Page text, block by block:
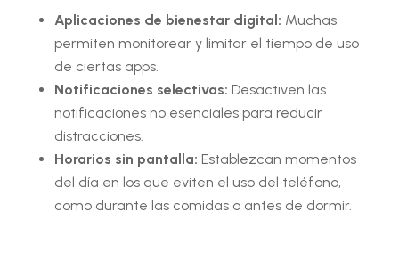
Aplicaciones de bienestar digital: Muchas
permiten monitorear y limitar el tiempo de uso
de ciertas apps.
Notificaciones selectivas: Desactiven las
notificaciones no esenciales para reducir
distracciones.
Horarios sin pantalla: Establezcan momentos
del día en los que eviten el uso del teléfono,
como durante las comidas o antes de dormir.